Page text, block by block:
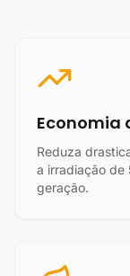
Economia
Reduza
a irradiação de
geração.